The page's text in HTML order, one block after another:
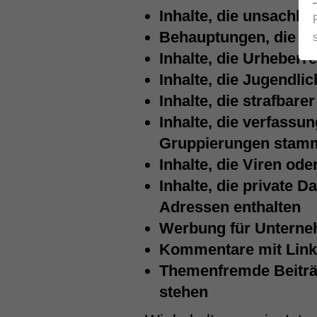
Inhalte, die
Behauptungen, die
Inhalte, die
Inhalte, die
Inhalte, die
Inhalte, die
Gruppierungen
Inhalte, die Viren
Inhalte, die private
Adressen enthalten
Werbung für
Kommentare mit
Themenfremde
stehen